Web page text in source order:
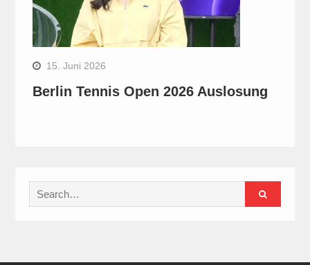
15. Juni 2026
Berlin Tennis Open 2026 Auslosung
Search
for: